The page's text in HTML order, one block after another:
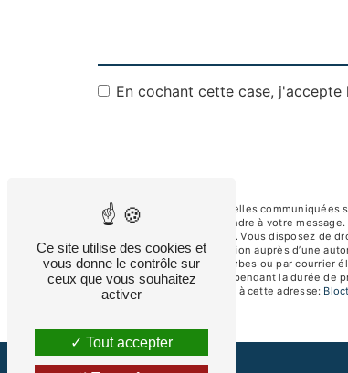
En cochant cette case,
** Les données personnelles communiquées
dans le seul but de répondre à votre
albertsav250@gmail.com. Vous disposez de
d’introduire une réclamation auprès d’une
92250 La Garenne-Colombes ou par courrier
de prise de contact puis pendant la durée de
téléphonique, disponible à cette adresse:
Ce site utilise des cookies et
vous donne le contrôle sur
ceux que vous souhaitez
activer
Tout accepter